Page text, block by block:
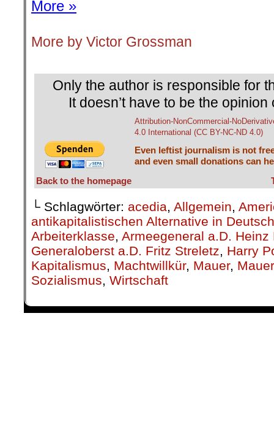
More »
More by Victor Grossman
Only the author is responsible for
It doesn’t have to be the
Attribution-NonCommercial-
4.0 International (CC BY-NC-ND 4.0)
Even leftist journalism is not
and even small donations can
Back to the homepage
└ Schlagwörter: acedia, Allgemein,
antikapitalistischen Alternative in
Arbeiterklasse, Armeegeneral a.D. Heinz
Generaloberst a.D. Fritz Streletz, Harry
Kapitalismus, Machtwillkür, Mauer,
Sozialismus, Wirtschaft